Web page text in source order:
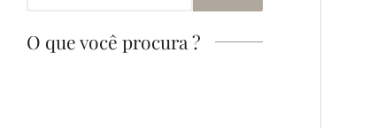
O que você procura ?